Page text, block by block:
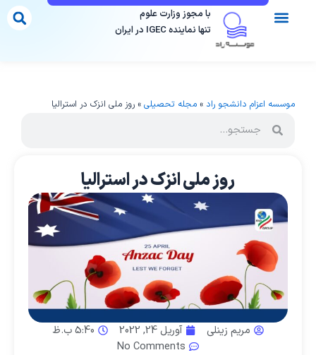
با مجوز وزارت علوم
تنها نماینده IGEC در ایران
موسسه اعزام دانشجو راد » مجله تحصیلی » روز ملی انزک در استرالیا
روز ملی انزک در استرالیا
مریم زینلی آوریل 24, 2022
5:40 ب.ظ
No Comments